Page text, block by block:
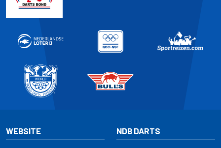
WEBSITE NDB DARTS